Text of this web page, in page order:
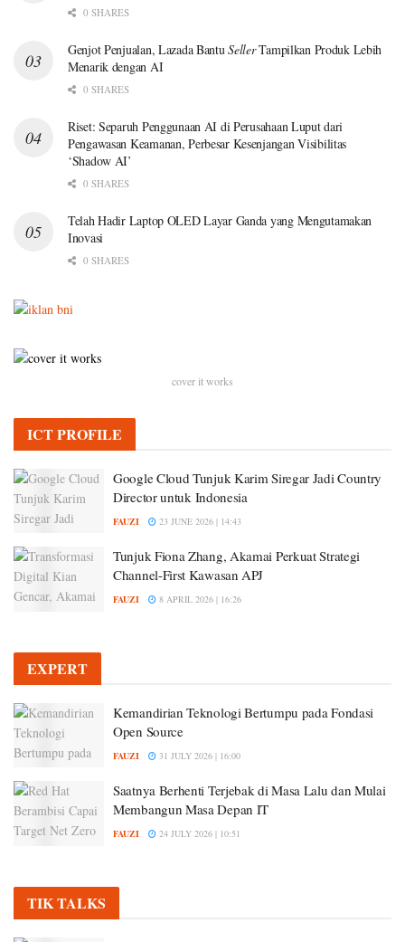
0 SHARES
Genjot Penjualan, Lazada BantuSellerTampilkan Produk Lebih
Menarik dengan AI
0 SHARES
Riset: Separuh Penggunaan AI di Perusahaan Luput dari
Pengawasan Keamanan, Perbesar Kesenjangan Visibilitas
‘Shadow AI’
0 SHARES
Telah Hadir Laptop OLED Layar Ganda yang Mengutamakan
Inovasi
0 SHARES
cover it works
ICT PROFILE
Google Cloud Tunjuk Karim Siregar Jadi Country
Director untuk Indonesia
FAUZI 23 JUNE 2026 | 14:43
Tunjuk Fiona Zhang, Akamai Perkuat Strategi
Channel-First Kawasan APJ
FAUZI 8 APRIL 2026 | 16:26
EXPERT
Kemandirian Teknologi Bertumpu pada Fondasi
Open Source
FAUZI 31 JULY 2026 | 16:00
Saatnya Berhenti Terjebak di Masa Lalu dan Mulai
Membangun Masa Depan IT
FAUZI 24 JULY 2026 | 10:51
TIK TALKS